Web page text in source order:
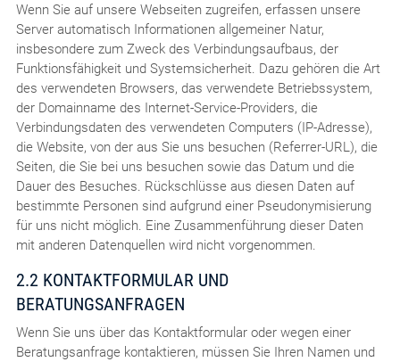
Wenn Sie auf unsere Webseiten zugreifen, erfassen unsere
Server automatisch Informationen allgemeiner Natur,
insbesondere zum Zweck des Verbindungsaufbaus, der
Funktionsfähigkeit und Systemsicherheit. Dazu gehören die Art
des verwendeten Browsers, das verwendete Betriebssystem,
der Domainname des Internet-Service-Providers, die
Verbindungsdaten des verwendeten Computers (IP-Adresse),
die Website, von der aus Sie uns besuchen (Referrer-URL), die
Seiten, die Sie bei uns besuchen sowie das Datum und die
Dauer des Besuches. Rückschlüsse aus diesen Daten auf
bestimmte Personen sind aufgrund einer Pseudonymisierung
für uns nicht möglich. Eine Zusammenführung dieser Daten
mit anderen Datenquellen wird nicht vorgenommen.
2.2 KONTAKTFORMULAR UND
BERATUNGSANFRAGEN
Wenn Sie uns über das Kontaktformular oder wegen einer
Beratungsanfrage kontaktieren, müssen Sie Ihren Namen und